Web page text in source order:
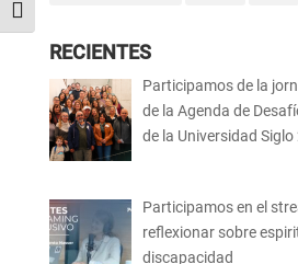
Alternar tamaño de letra
RECIENTES
Participamos de la
de la Agenda de
de la Universidad Siglo
Participamos en el
reflexionar sobre
discapacidad